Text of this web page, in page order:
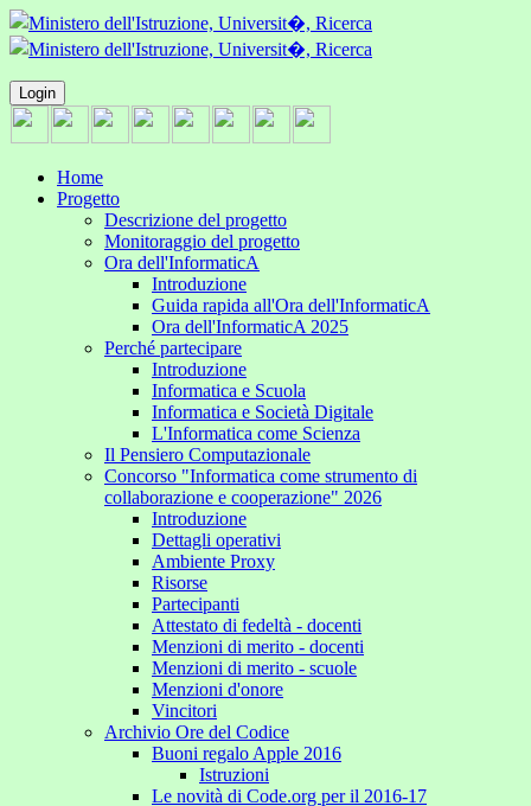
Login
Home
Progetto
Descrizione del progetto
Monitoraggio del progetto
Ora dell'InformaticA
Introduzione
Guida rapida all'Ora dell'InformaticA
Ora dell'InformaticA 2025
Perché partecipare
Introduzione
Informatica e Scuola
Informatica e Società Digitale
L'Informatica come Scienza
Il Pensiero Computazionale
Concorso "Informatica come strumento di
collaborazione e cooperazione" 2026
Introduzione
Dettagli operativi
Ambiente Proxy
Risorse
Partecipanti
Attestato di fedeltà - docenti
Menzioni di merito - docenti
Menzioni di merito - scuole
Menzioni d'onore
Vincitori
Archivio Ore del Codice
Buoni regalo Apple 2016
Istruzioni
Le novità di Code.org per il 2016-17